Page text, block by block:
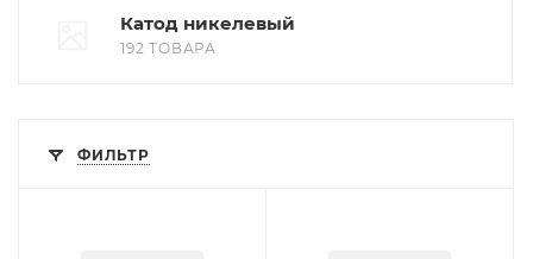
Катод никелевый
192 ТОВАРА
ФИЛЬТР